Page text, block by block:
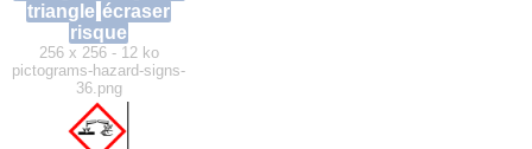
triangle écraser
risque
256 x 256 - 12 ko
pictograms-hazard-signs-
36.png